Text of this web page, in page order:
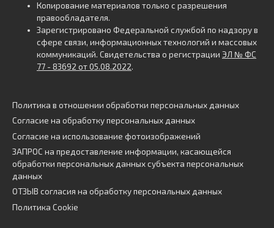
Копирование материалов только с разрешения
правообладателя.
Зарегистрировано Федеральной службой по надзору в
сфере связи, информационных технологий и массовых
коммуникаций. Свидетельства о регистрации ЭЛ № ФС
77 - 83692 от 05.08.2022.
Политика в отношении обработки персональных данных
Согласие на обработку персональных данных
Согласие на использование фотоизображений
ЗАПРОС на предоставление информации, касающейся
обработки персональных данных субъекта персональных
данных
ОТЗЫВ согласия на обработку персональных данных
Политика Cookie